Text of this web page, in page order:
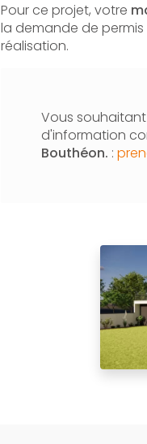
Pour ce projet, votre
la demande de
réalisation.
Vous
d'information
Bouthéon. :